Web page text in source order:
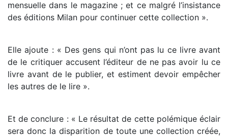
mensuelle dans le magazine ; et ce malgré l’insistance
des éditions Milan pour continuer cette collection ».
Elle ajoute : « Des gens qui n’ont pas lu ce livre avant
de le critiquer accusent l’éditeur de ne pas avoir lu ce
livre avant de le publier, et estiment devoir empêcher
les autres de le lire ».
Et de conclure : « Le résultat de cette polémique éclair
sera donc la disparition de toute une collection créée,